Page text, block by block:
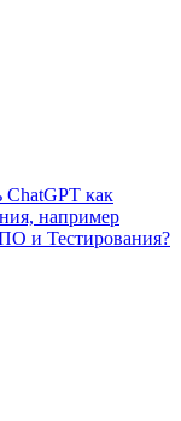
ChatGPT как
например
и Тестирования?